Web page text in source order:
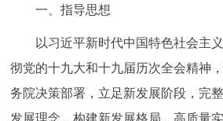
参与调查 在线访谈
走进北京
一、指导思想
以习近平新时代中国特色社会主义
彻党的十九大和十九届历次全会精神
务院决策部署，立足新发展阶段，完
发展理念，构建新发展格局，高质量